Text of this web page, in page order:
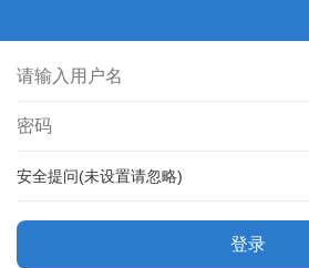
安全提问(未设置请忽略)
登录